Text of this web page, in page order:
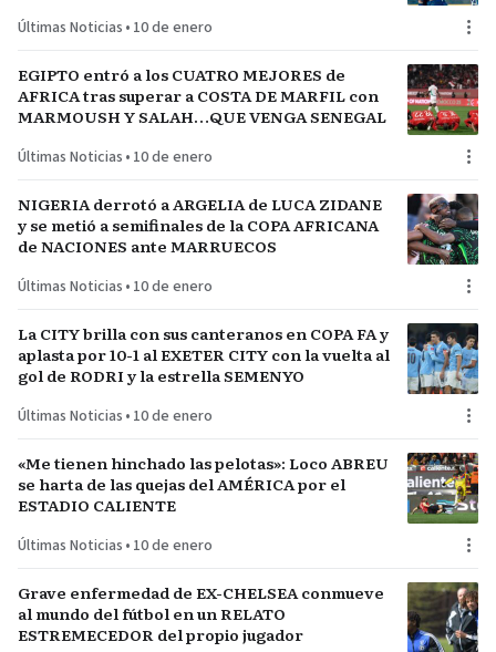
Últimas Noticias • 10 de enero
EGIPTO entró a los CUATRO MEJORES de
AFRICA tras superar a COSTA DE MARFIL con
MARMOUSH Y SALAH…QUE VENGA SENEGAL
Últimas Noticias • 10 de enero
NIGERIA derrotó a ARGELIA de LUCA ZIDANE
y se metió a semifinales de la COPA AFRICANA
de NACIONES ante MARRUECOS
Últimas Noticias • 10 de enero
La CITY brilla con sus canteranos en COPA FA y
aplasta por 10-1 al EXETER CITY con la vuelta al
gol de RODRI y la estrella SEMENYO
Últimas Noticias • 10 de enero
«Me tienen hinchado las pelotas»: Loco ABREU
se harta de las quejas del AMÉRICA por el
ESTADIO CALIENTE
Últimas Noticias • 10 de enero
Grave enfermedad de EX-CHELSEA conmueve
al mundo del fútbol en un RELATO
ESTREMECEDOR del propio jugador